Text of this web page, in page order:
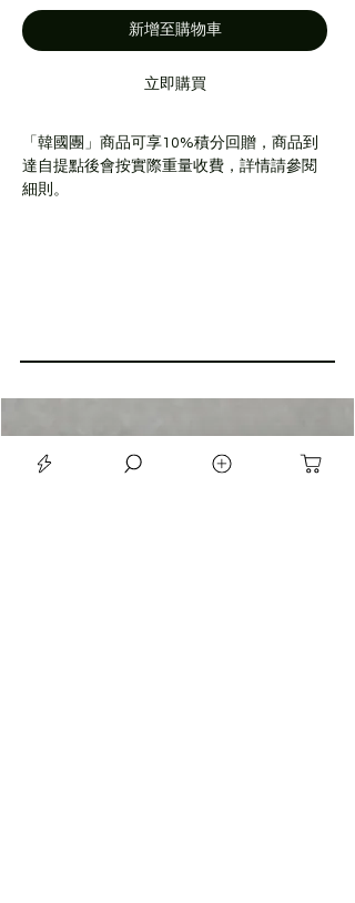
新增至購物車
立即購買
「韓國團」商品可享10%積分回贈，商品到
達自提點後會按實際重量收費，詳情請參閱
細則。